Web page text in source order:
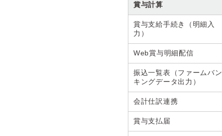
賞与計算
賞与支給手続き（明細入
力）
Web賞与明細配信
振込一覧表（ファームバン
キングデータ出力）
会計仕訳連携
賞与支払届